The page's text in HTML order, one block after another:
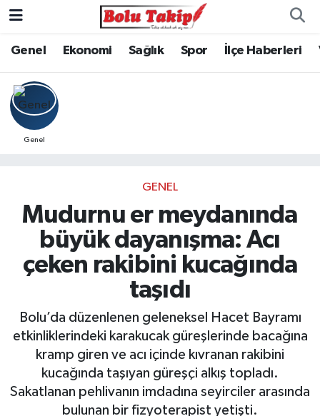
Genel Ekonomi Sağlık Spor İlçe Haberleri
Genel
GENEL
Mudurnu er meydanında
büyük dayanışma: Acı
çeken rakibini kucağında
taşıdı
Bolu’da düzenlenen geleneksel Hacet Bayramı
etkinliklerindeki karakucak güreşlerinde bacağına
kramp giren ve acı içinde kıvranan rakibini
kucağında taşıyan güreşçi alkış topladı.
Sakatlanan pehlivanın imdadına seyirciler arasında
bulunan bir fizyoterapist yetişti.